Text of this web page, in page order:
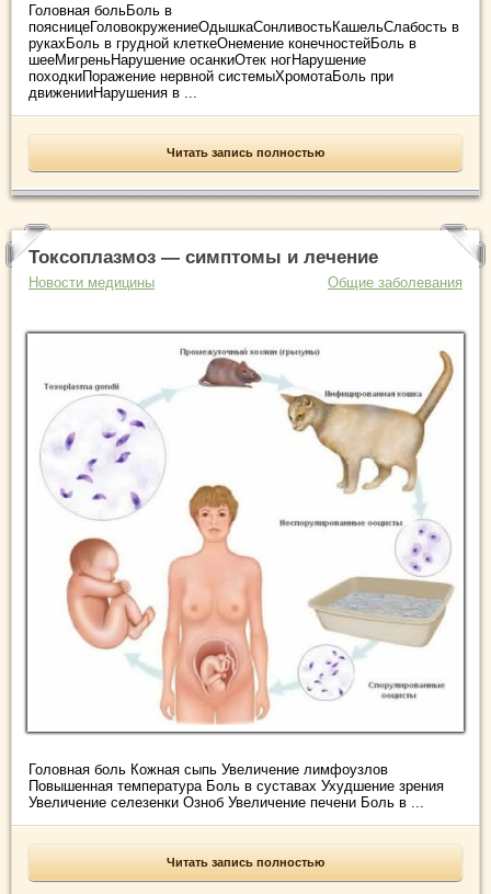
Головная больБоль в
поясницеГоловокружениеОдышкаСонливостьКашельСлабость в
рукахБоль в грудной клеткеОнемение конечностейБоль в
шееМигреньНарушение осанкиОтек ногНарушение
походкиПоражение нервной системыХромотаБоль при
движенииНарушения в ...
Читать запись полностью
Токсоплазмоз — симптомы и лечение
Новости медицины Общие заболевания
Головная боль Кожная сыпь Увеличение лимфоузлов
Повышенная температура Боль в суставах Ухудшение зрения
Увеличение селезенки Озноб Увеличение печени Боль в ...
Читать запись полностью